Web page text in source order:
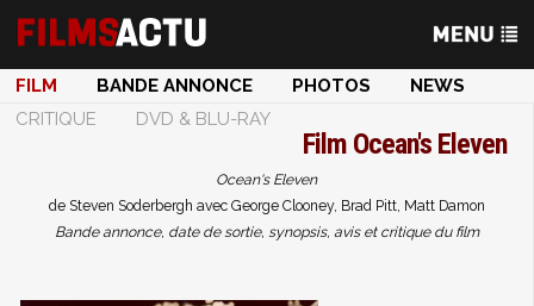
FILM BANDE ANNONCE PHOTOS
NEWS
CRITIQUE
DVD & BLU-RAY
Film Ocean's Eleven
Ocean's Eleven
de Steven Soderbergh avec George Clooney, Brad Pitt, Matt Damon
Bande annonce, date de sortie, synopsis, avis et critique du film